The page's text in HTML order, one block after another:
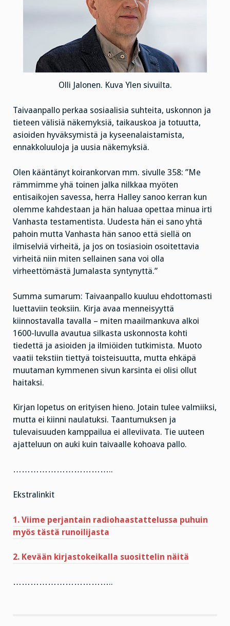
Olli Jalonen. Kuva Ylen sivuilta.
Taivaanpallo perkaa sosiaalisia suhteita, uskonnon ja
tieteen välisiä näkemyksiä, taikauskoa ja totuutta,
asioiden hyväksymistä ja kyseenalaistamista,
ennakkoluuloja ja uusia näkemyksiä.
Olen kääntänyt koirankorvan mm. sivulle 358: ”Me
rämmimme yhä toinen jalka nilkkaa myöten
entisaikojen savessa, herra Halley sanoo kerran kun
olemme kahdestaan ja hän haluaa opettaa minua irti
Vanhasta testamentista. Uudesta hän ei sano yhtä
pahoin mutta Vanhasta hän sanoo että siellä on
ilmiselviä virheitä, ja jos on tosiasioin osoitettavia
virheitä niin miten sellainen sana voi olla
virheettömästä Jumalasta syntynyttä.”
Summa sumarum: Taivaanpallo kuuluu ehdottomasti
luettaviin teoksiin. Kirja avaa menneisyyttä
kiinnostavalla tavalla – miten maailmankuva alkoi
1600-luvulla avautua silkasta uskonnosta kohti
tiedettä ja asioiden ja ilmiöiden tutkimista. Muoto
vaatii tekstiin tiettyä toisteisuutta, mutta ehkäpä
muutaman kymmenen sivun karsinta ei olisi ollut
haitaksi.
Kirjan lopetus on erityisen hieno. Jotain tulee valmiiksi,
mutta ei kiinni naulatuksi. Taantumuksen ja
tulevaisuuden kamppailua ei alleviivata. Tie uuteen
ajatteluun on auki kuin taivaalle kohoava pallo.
……………………………..
Ekstralinkit
1. Viime perjantain radiohaastattelussa puhuin
myös tästä runoilijasta
2. Kevään kirjastokeikalla suosittelin näitä
……………………………..